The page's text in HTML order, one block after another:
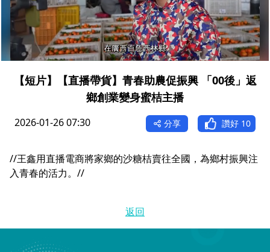
【短片】【直播帶貨】青春助農促振興 「00後」返
鄉創業變身蜜桔主播
2026-01-26 07:30 分享 讚好 10
//王鑫用直播電商將家鄉的沙糖桔賣往全國，為鄉村振興注
入青春的活力。//
返回